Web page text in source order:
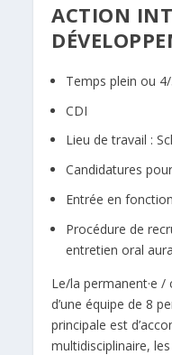
ACTION
Temps plein ou
CDI
Lieu de travail :
Candidatures
Entrée en
Procédure de
entretien oral
Le/la permanent·e
d’une équipe de 8
principale est
multidisciplinaire,